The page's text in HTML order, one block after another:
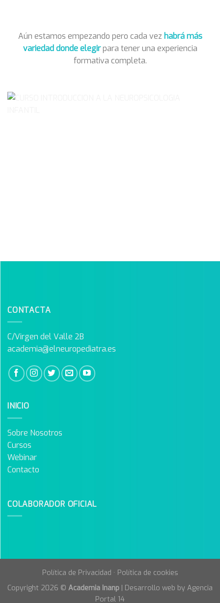
Aún estamos empezando pero cada vez habrá más
variedad donde elegirpara tener una experiencia
formativa completa.
CONTACTA
C/Virgen del Valle 2B
academia@elneuropediatra.es
INICIO
Sobre Nosotros
Cursos
Webinar
Contacto
COLABORADOR OFICIAL
Política de Privacidad · Política de cookies
Copyright 2026 © Academia Inanp | Desarrollo web by Agencia
Portal 14